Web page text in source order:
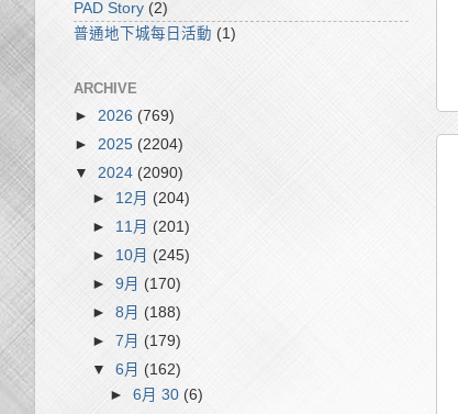
PAD Story (2)
普通地下城每日活動 (1)
ARCHIVE
► 2026 (769)
► 2025 (2204)
▼ 2024 (2090)
► 12月 (204)
► 11月(201)
► 10月(245)
►9月 (170)
►8月(188)
►7月(179)
▼6月 (162)
►6月 30 (6)